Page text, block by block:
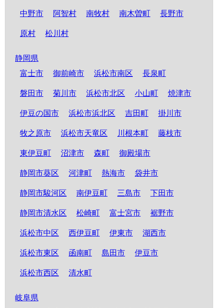
中野市 阿智村 南牧村 南木曽町 長野市
原村 松川村
静岡県
富士市
御前崎市 浜松市南区 長泉町
磐田市 菊川市 浜松市北区 小山町 焼津市
伊豆の国市 浜松市浜北区 吉田町 掛川市
牧之原市 浜松市天竜区 川根本町 藤枝市
東伊豆町 沼津市 森町 御殿場市
静岡市葵区 河津町 熱海市 袋井市
静岡市駿河区 南伊豆町 三島市 下田市
静岡市清水区 松崎町 富士宮市 裾野市
浜松市中区 西伊豆町 伊東市 湖西市
浜松市東区 函南町 島田市 伊豆市
浜松市西区 清水町
岐阜県